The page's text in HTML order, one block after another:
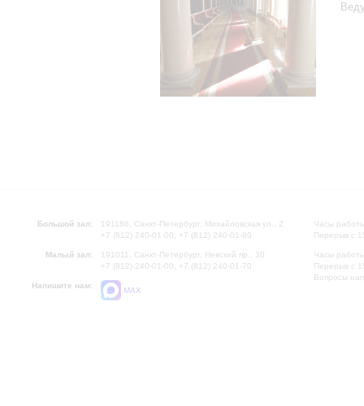
Большой зал:
191186, Санкт-Петербург, Михайловская ул., 2
+7 (812) 240-01-00, +7 (812) 240-01-80
Малый зал:
191011, Санкт-Петербург, Невский пр., 30
+7 (812) 240-01-00, +7 (812) 240-01-70
Напишите нам:
MAX
Часы
Перерыв с
Часы
Перерыв с
Вопросы